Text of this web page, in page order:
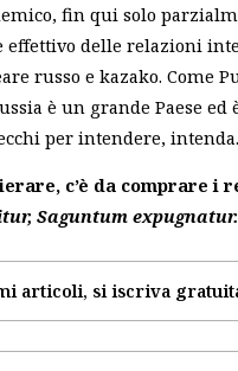
fin qui solo
effettivo delle relazioni
russo e kazako. Come
è un grande Paese
per intendere, intenda.
c’è da comprare
Saguntum expugnatur.
articoli, si iscriva